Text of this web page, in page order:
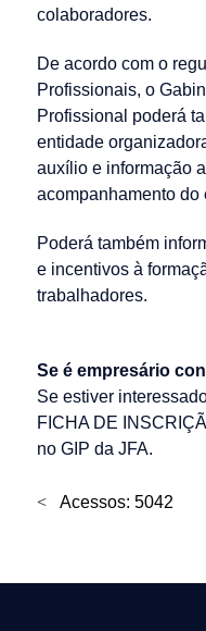
colaboradores.
De acordo com o
Profissionais, o
Profissional poderá
entidade
auxílio e informação
acompanhamento do
Poderá também
e incentivos à
trabalhadores.
Se é empresário
Se estiver
FICHA DE
no GIP da JFA.
Acessos: 5042